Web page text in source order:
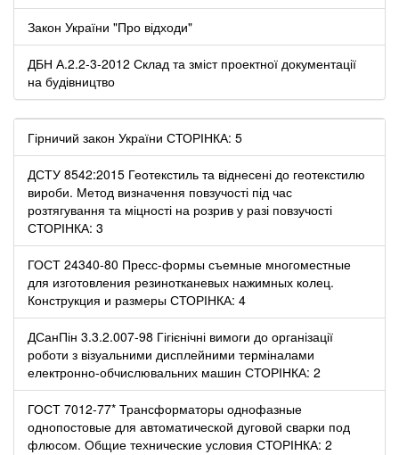
Закон України "Про відходи"
ДБН А.2.2-3-2012 Склад та зміст проектної документації
на будівництво
Гірничий закон України СТОРІНКА: 5
ДСТУ 8542:2015 Геотекстиль та віднесені до геотекстилю
вироби. Метод визначення повзучості під час
розтягування та міцності на розрив у разі повзучості
СТОРІНКА: 3
ГОСТ 24340-80 Пресс-формы съемные многоместные
для изготовления резинотканевых нажимных колец.
Конструкция и размеры СТОРІНКА: 4
ДСанПін 3.3.2.007-98 Гігієнічні вимоги до організації
роботи з візуальними дисплейними терміналами
електронно-обчислювальних машин СТОРІНКА: 2
ГОСТ 7012-77* Трансформаторы однофазные
однопостовые для автоматической дуговой сварки под
флюсом. Общие технические условия СТОРІНКА: 2